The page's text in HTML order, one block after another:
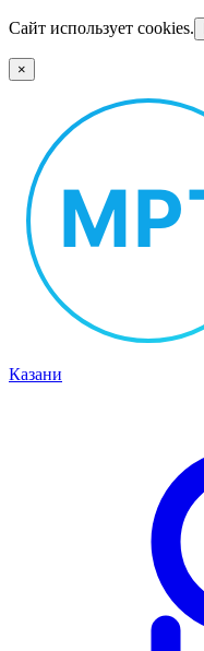
Сайт использует cookies.
×
Казани